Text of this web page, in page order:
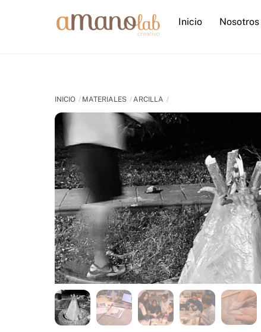
Inicio Nosotros
INICIO MATERIALES ARCILLA